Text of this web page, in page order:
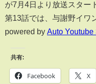
が7月4日より放送スター
第13話では、与謝野イワ
powered by Auto Youtube
共有:
Facebook X